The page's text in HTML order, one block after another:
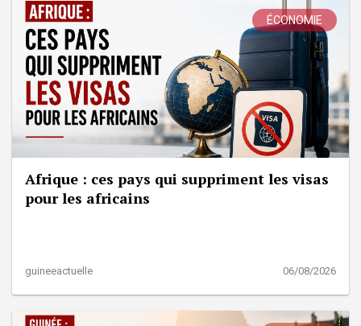
ÉCONOMIE
Afrique : ces pays qui suppriment les visas
pour les africains
guineeactuelle 06/08/2026